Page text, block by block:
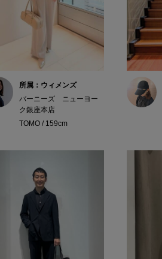
所属：ウィメンズ
バーニーズ ニューヨー
ク銀座本店
TOMO / 159cm